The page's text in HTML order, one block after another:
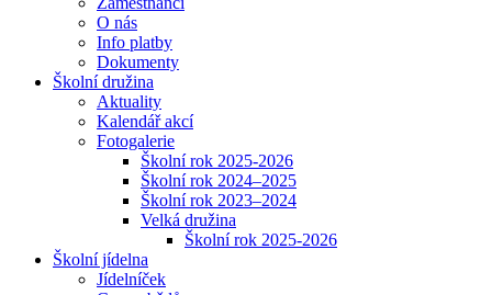
O nás
Info platby
Dokumenty
Školní družina
Aktuality
Kalendář akcí
Fotogalerie
Školní rok 2025-2026
Školní rok 2024–2025
Školní rok 2023–2024
Velká družina
Školní rok 2025-2026
Školní jídelna
Jídelníček